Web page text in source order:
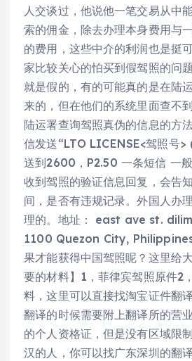
人交谈过，他说他一笔交易从中
索的佣金，除去办理本身费用与
的费用，这些中介的利润也是挺
家比较关心的怕买到假驾照的问
就是假的，有的可能真的是在陆
来的，但在他们的系统里面查不
陆运署查询驾照真伪的信息的方
信发送“LTO LICENSE<驾照号
送到2600，P2.50 一条短信 一
收到驾照的验证信息回复，会告
间，是否有违规记录。外国人办
理的。地址： east ave st.
1100 Quezon City,
果才能获得中国驾照呢？这里给
要的材料】1，菲律宾驾照原件2
料，这里可以直接找淘宝证件翻
翻译的时候需要附上翻译所的营
的个人资格证，但是没有区域限
汉的人，你可以找广东深圳的翻